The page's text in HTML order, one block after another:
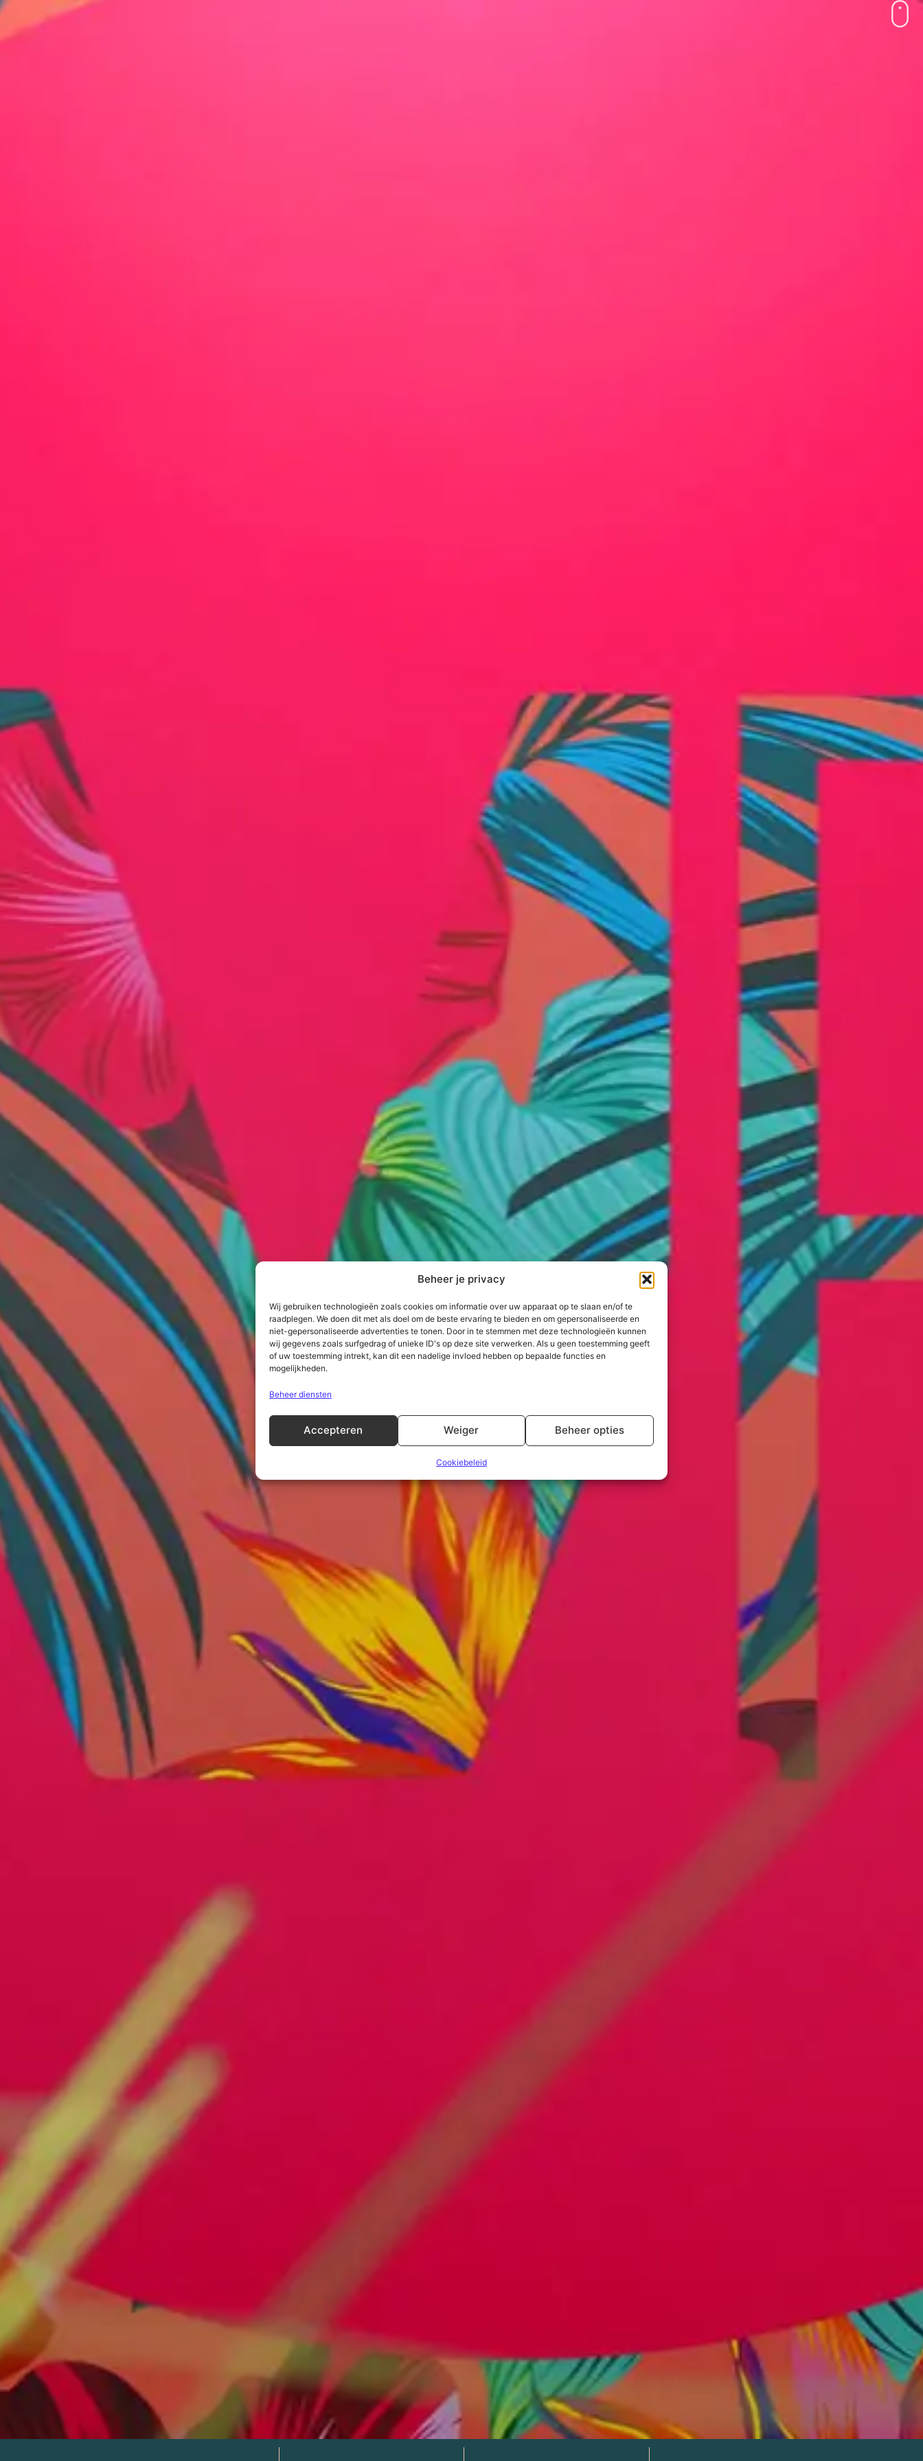
Beheer je privacy
Wij gebruiken technologieën zoals cookies om informatie over uw apparaat op te slaan en/of te
raadplegen. We doen dit met als doel om de beste ervaring te bieden en om gepersonaliseerde en
niet-gepersonaliseerde advertenties te tonen. Door in te stemmen met deze technologieën kunnen
wij gegevens zoals surfgedrag of unieke ID's op deze site verwerken. Als u geen toestemming geeft
of uw toestemming intrekt, kan dit een nadelige invloed hebben op bepaalde functies en
mogelijkheden.
Beheer diensten
Accepteren Weiger Beheer opties
Cookiebeleid